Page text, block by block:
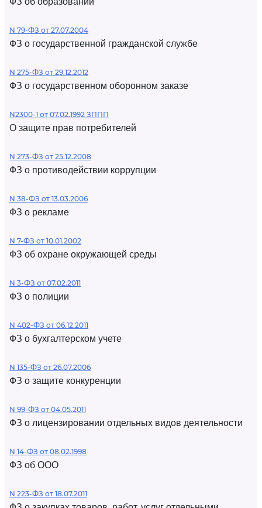
N 79-ФЗ от 27.07.2004
ФЗ о государственной гражданской службе
N 275-ФЗ от 29.12.2012
ФЗ о государственном оборонном заказе
N2300-1 от 07.02.1992 ЗППП
О защите прав потребителей
N 273-ФЗ от 25.12.2008
ФЗ о противодействии коррупции
N 38-ФЗ от 13.03.2006
ФЗ о рекламе
N 7-ФЗ от 10.01.2002
ФЗ об охране окружающей среды
N 3-ФЗ от 07.02.2011
ФЗ о полиции
N 402-ФЗ от 06.12.2011
ФЗ о бухгалтерском учете
N 135-ФЗ от 26.07.2006
ФЗ о защите конкуренции
N 99-ФЗ от 04.05.2011
ФЗ о лицензировании отдельных видов деятельности
N 14-ФЗ от 08.02.1998
ФЗ об ООО
N 223-ФЗ от 18.07.2011